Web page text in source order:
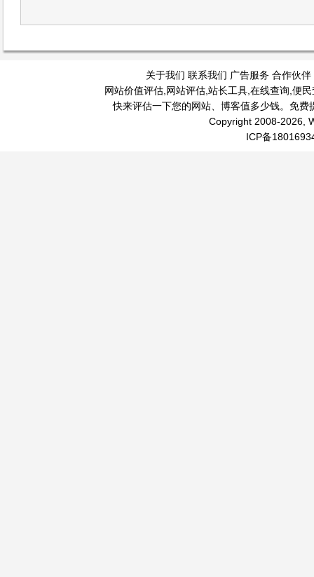
关于我们 联系我们 广告服务 合作伙伴
网站价值评估, 网站评估, 站长工具, 在线查询 便民
快来评估一下您的网站、博客值多少钱。免
Copyright 2008-2026,
ICP备